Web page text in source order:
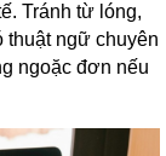
Tránh từ lóng,
thuật ngữ chuyên
ngoặc đơn nếu